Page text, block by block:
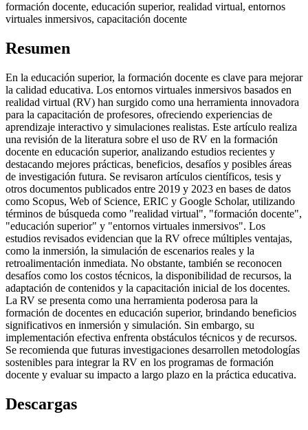
formación docente, educación superior, realidad virtual, entornos
virtuales inmersivos, capacitación docente
Resumen
En la educación superior, la formación docente es clave para mejorar
la calidad educativa. Los entornos virtuales inmersivos basados ​​en
realidad virtual (RV) han surgido como una herramienta innovadora
para la capacitación de profesores, ofreciendo experiencias de
aprendizaje interactivo y simulaciones realistas. Este artículo realiza
una revisión de la literatura sobre el uso de RV en la formación
docente en educación superior, analizando estudios recientes y
destacando mejores prácticas, beneficios, desafíos y posibles áreas
de investigación futura. Se revisaron artículos científicos, tesis y
otros documentos publicados entre 2019 y 2023 en bases de datos
como Scopus, Web of Science, ERIC y Google Scholar, utilizando
términos de búsqueda como "realidad virtual", "formación docente",
"educación superior" y "entornos virtuales inmersivos". Los
estudios revisados ​​evidencian que la RV ofrece múltiples ventajas,
como la inmersión, la simulación de escenarios reales y la
retroalimentación inmediata. No obstante, también se reconocen
desafíos como los costos técnicos, la disponibilidad de recursos, la
adaptación de contenidos y la capacitación inicial de los docentes.
La RV se presenta como una herramienta poderosa para la
formación de docentes en educación superior, brindando beneficios
significativos en inmersión y simulación. Sin embargo, su
implementación efectiva enfrenta obstáculos técnicos y de recursos.
Se recomienda que futuras investigaciones desarrollen metodologías
sostenibles para integrar la RV en los programas de formación
docente y evaluar su impacto a largo plazo en la práctica educativa.
Descargas